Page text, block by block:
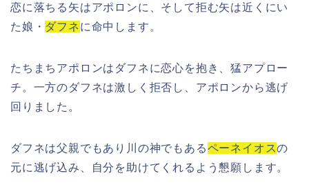
恋に落ちる矢はアポロンに、そして拒む矢は近くにい
た娘・ ダフネに命中します。
たちまちアポロンはダフネに恋心を抱き、猛アプロー
チ。一方のダフネは激しく拒否し、アポロンから逃げ
回りました。
ダフネは父親でもあり川の神でもあるペーネイオスの
元に逃げ込み、自分を助けてくれるよう懇願します。